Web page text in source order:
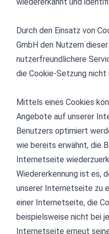
Durch den Einsatz von
GmbH den Nutzern
nutzerfreundlichere
die Cookie-Setzung nicht
Mittels eines Cookies
Angebote auf unserer
Benutzers optimiert
wie bereits erwähnt, die
Internetseite
Wiedererkennung ist es,
unserer Internetseite zu
einer Internetseite, die
beispielsweise nicht bei
Internetseite erneut